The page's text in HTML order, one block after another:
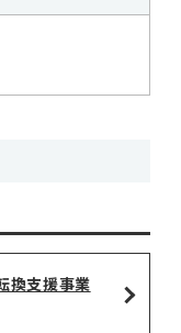
換支援事業